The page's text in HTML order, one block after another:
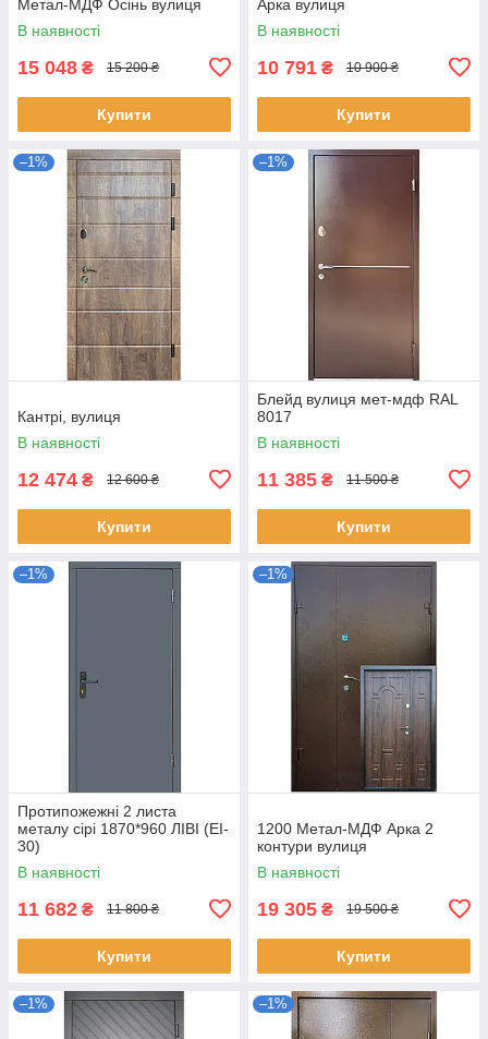
Метал-МДФ Осінь вулиця
В наявності
15 048 ₴ 15 200 ₴
Купити
Арка вулиця
В наявності
10 791 ₴ 10 900 ₴
Купити
–1%
Кантрі, вулиця
В наявності
12 474 ₴ 12 600 ₴
Купити
–1%
Блейд вулиця мет-мдф RAL
8017
В наявності
11 385 ₴ 11 500 ₴
Купити
–1%
Протипожежні 2 листа
металу сірі 1870*960 ЛІВІ (EI-
30)
В наявності
11 682 ₴ 11 800 ₴
Купити
–1%
1200 Метал-МДФ Арка 2
контури вулиця
В наявності
19 305 ₴ 19 500 ₴
Купити
–1% –1%